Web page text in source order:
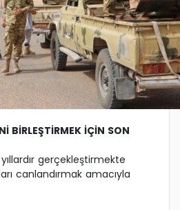
BİRLEŞTİRMEK İÇİN SON
gerçekleştirmekte
canlandırmak amacıyla